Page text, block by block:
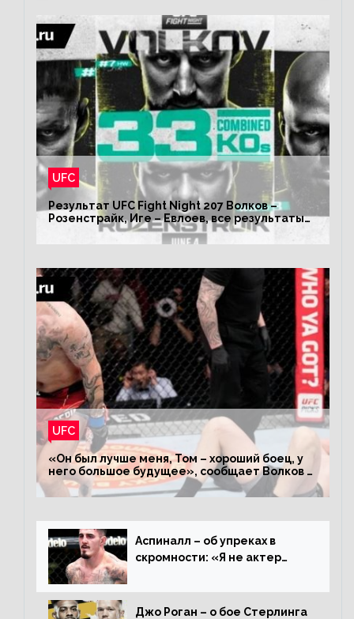
UFC
Результат UFC Fight Night 207 Волков –
Розенстрайк, Иге – Евлоев, все результаты
турнира ЮФС ФН 207
UFC
«Он был лучше меня, Том – хороший боец, у
него большое будущее», сообщает Волков –
о поражении Аспиналлу
Аспиналл – об упреках в
скромности: «Я не актер
дерьмо»
Джо Роган – о бое Стерлинга